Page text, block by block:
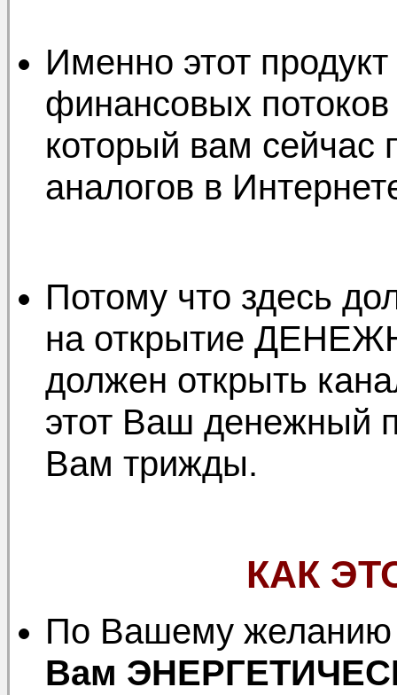
Именно этот
финансовых потоков
который вам сейчас
аналогов в
Потому что здесь
на открытие
должен открыть
этот Ваш денежный
Вам трижды.
КАК
По Вашему
Вам